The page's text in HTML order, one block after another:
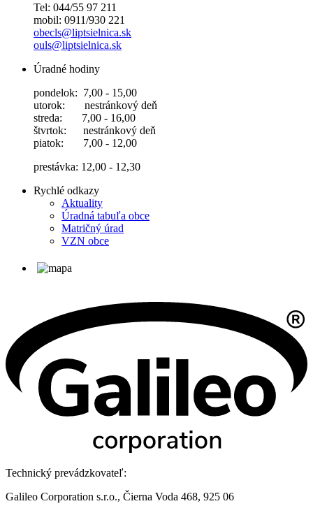
Tel: 044/55 97 211
mobil: 0911/930 221
obecls@liptsielnica.sk
ouls@liptsielnica.sk
Úradné hodiny
pondelok: 7,00 - 15,00
utorok: nestránkový deň
streda: 7,00 - 16,00
štvrtok: nestránkový deň
piatok: 7,00 - 12,00
prestávka: 12,00 - 12,30
Rychlé odkazy
Aktuality
Úradná tabuľa obce
Matričný úrad
VZN obce
Technický prevádzkovateľ:
Galileo Corporation s.r.o., Čierna Voda 468, 925 06